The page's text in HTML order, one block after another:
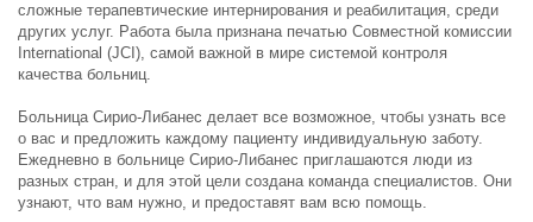
сложные терапевтические интернирования и реабилитация, среди
других услуг. Работа была признана печатью Совместной комиссии
International (JCI), самой важной в мире системой контроля
качества больниц.
Больница Сирио-Либанес делает все возможное, чтобы узнать все
о вас и предложить каждому пациенту индивидуальную заботу.
Ежедневно в больнице Сирио-Либанес приглашаются люди из
разных стран, и для этой цели создана команда специалистов. Они
узнают, что вам нужно, и предоставят вам всю помощь.